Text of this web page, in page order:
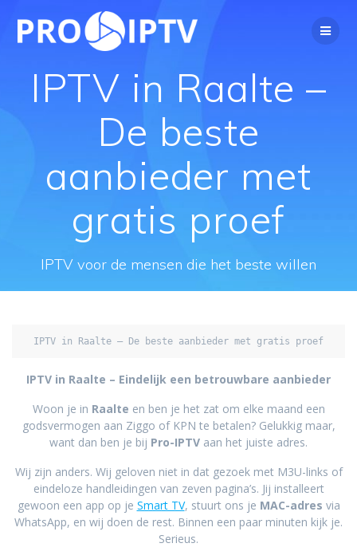
naar
de
IPTV in Raalte –
De beste
aanbieder met
gratis proef
IPTV voor de mensen die het beste willen
IPTV in Raalte – Eindelijk een betrouwbare aanbieder
Woon je in Raalte en ben je het zat om elke maand een
godsvermogen aan Ziggo of KPN te betalen? Gelukkig maar,
want dan ben je bij Pro-IPTV aan het juiste adres.
Wij zijn anders. Wij geloven niet in dat gezoek met M3U-links of
eindeloze handleidingen van zeven pagina’s. Jij installeert
gewoon een app op je Smart TV, stuurt ons je MAC-adres via
WhatsApp, en wij doen de rest. Binnen een paar minuten kijk je.
Serieus.